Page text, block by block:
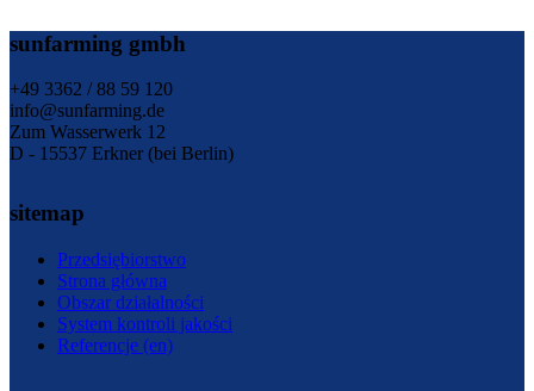
sunfarming gmbh
+49 3362 / 88 59 120
info@sunfarming.de
Zum Wasserwerk 12
D - 15537 Erkner (bei Berlin)
sitemap
Przedsiębiorstwo
Strona główna
Obszar działalności
System kontroli jakości
Referencje (en)